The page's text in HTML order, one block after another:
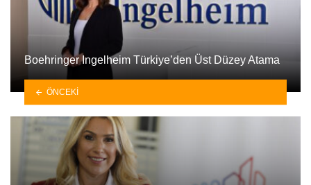
Boehringer Ingelheim Türkiye’den Üst Düzey Atama
ÖNCEKI